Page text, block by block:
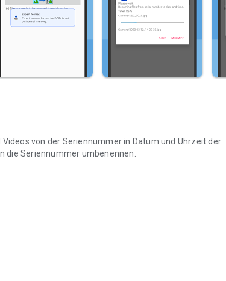
Videos von der Seriennummer in Datum und Uhrzeit der
die Seriennummer umbenennen.
oder hinzugefügt wird.